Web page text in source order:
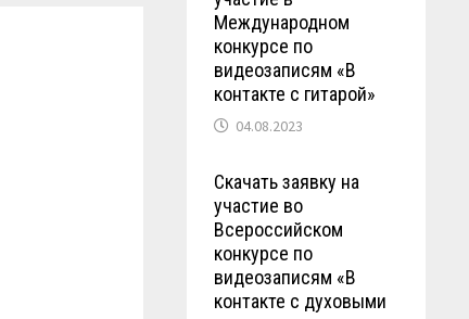
Международном
конкурсе по
видеозаписям «В
контакте с гитарой»
04.08.2023
Скачать заявку на
участие во
Всероссийском
конкурсе по
видеозаписям «В
контакте с духовыми